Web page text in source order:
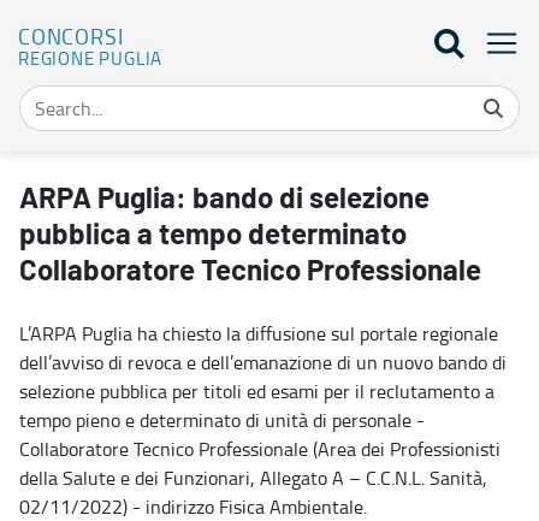
CONCORSI
REGIONE PUGLIA
ARPA Puglia: bando di selezione pubblica a tempo determinato
ARPA Puglia: bando di selezione
pubblica a tempo determinato
Collaboratore Tecnico Professionale
L’ARPA Puglia ha chiesto la diffusione sul portale regionale
dell’avviso di revoca e dell’emanazione di un nuovo bando di
selezione pubblica per titoli ed esami per il reclutamento a
tempo pieno e determinato di unità di personale -
Collaboratore Tecnico Professionale (Area dei Professionisti
della Salute e dei Funzionari, Allegato A – C.C.N.L. Sanità,
02/11/2022) - indirizzo Fisica Ambientale.